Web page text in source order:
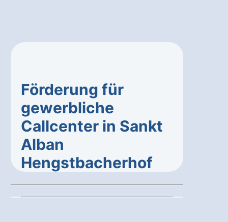
Förderung für
gewerbliche
Callcenter in Sankt
Alban
Hengstbacherhof